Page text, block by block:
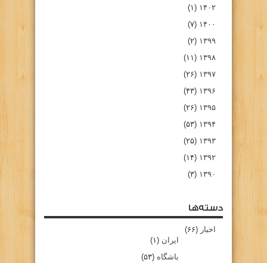
۱۴۰۲ (۱)
۱۴۰۰ (۷)
۱۳۹۹ (۲)
۱۳۹۸ (۱۱)
۱۳۹۷ (۲۶)
۱۳۹۶ (۴۳)
۱۳۹۵ (۲۶)
۱۳۹۴ (۵۳)
۱۳۹۳ (۲۵)
۱۳۹۲ (۱۴)
۱۳۹۰ (۳)
دسته‌ها
اخبار (۶۶)
ایران (۱)
باشگاه (۵۳)